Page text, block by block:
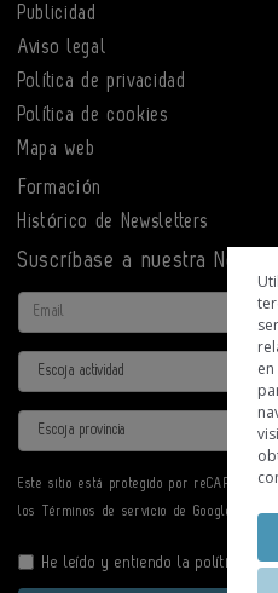
Publicidad
Aviso legal
Política de privacidad
Política de cookies
Mapa web
Formación
Histórico de Newsletters
Suscríbase a nuestra
Email
Actividad
Provincia
Este sitio está protegido por reCAPTCHA
los Términos de servicio de Google.
He leído y entiendo lapolítica de